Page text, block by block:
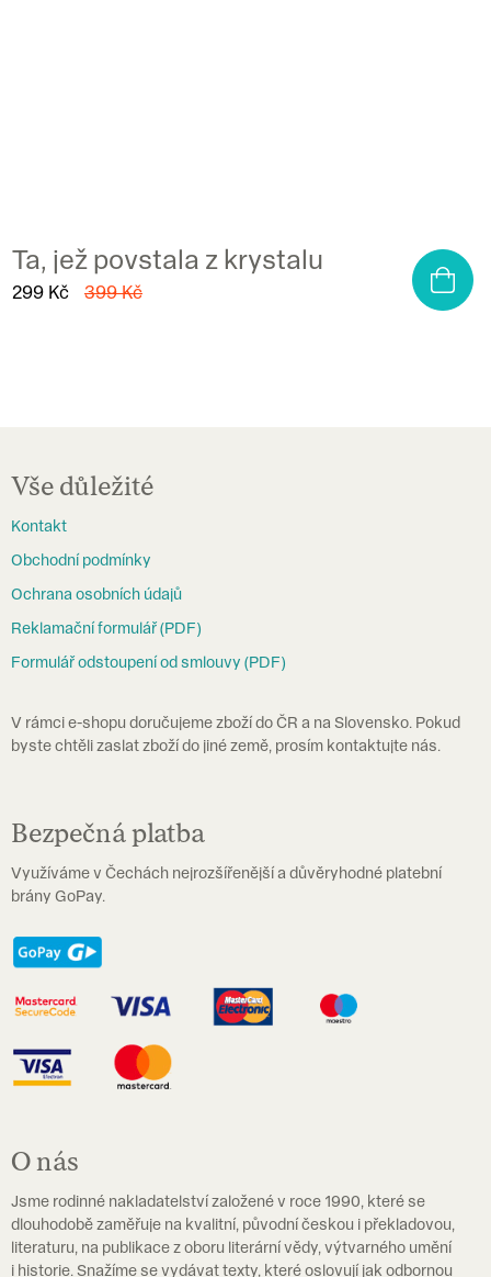
Ta, jež povstala z krystalu
299 Kč 399 Kč
Vše důležité
Kontakt
Obchodní podmínky
Ochrana osobních údajů
Reklamační formulář (PDF)
Formulář odstoupení od smlouvy (PDF)
V rámci e-shopu doručujeme zboží do ČR a na Slovensko. Pokud
byste chtěli zaslat zboží do jiné země, prosím kontaktujte nás.
Bezpečná platba
Využíváme v Čechách nejrozšířenější a důvěryhodné platební
brány GoPay.
O nás
Jsme rodinné nakladatelství založené v roce 1990, které se
dlouhodobě zaměřuje na kvalitní, původní českou i překladovou,
literaturu, na publikace z oboru literární vědy, výtvarného umění
i historie. Snažíme se vydávat texty, které oslovují jak odbornou